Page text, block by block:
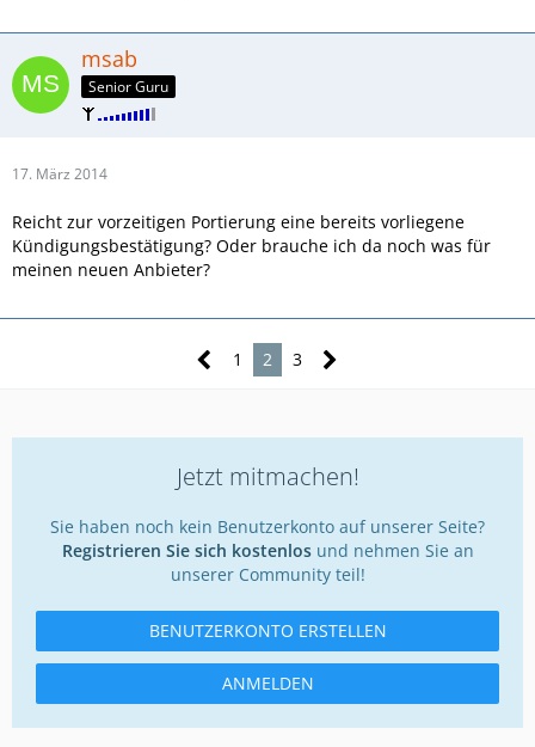
msab
Senior Guru
17. März 2014
Reicht zur vorzeitigen Portierung eine bereits vorliegene
Kündigungsbestätigung? Oder brauche ich da noch was für
meinen neuen Anbieter?
1 2 3
Jetzt mitmachen!
Sie haben noch kein Benutzerkonto auf unserer Seite?
Registrieren Sie sich kostenlosund nehmen Sie an
unserer Community teil!
BENUTZERKONTO ERSTELLEN
ANMELDEN